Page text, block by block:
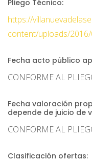
Pliego Técnico:
https://
content/uploads/
Fecha acto público
CONFORME AL
Fecha valoración
depende de juicio de
CONFORME AL
Clasificación ofertas: